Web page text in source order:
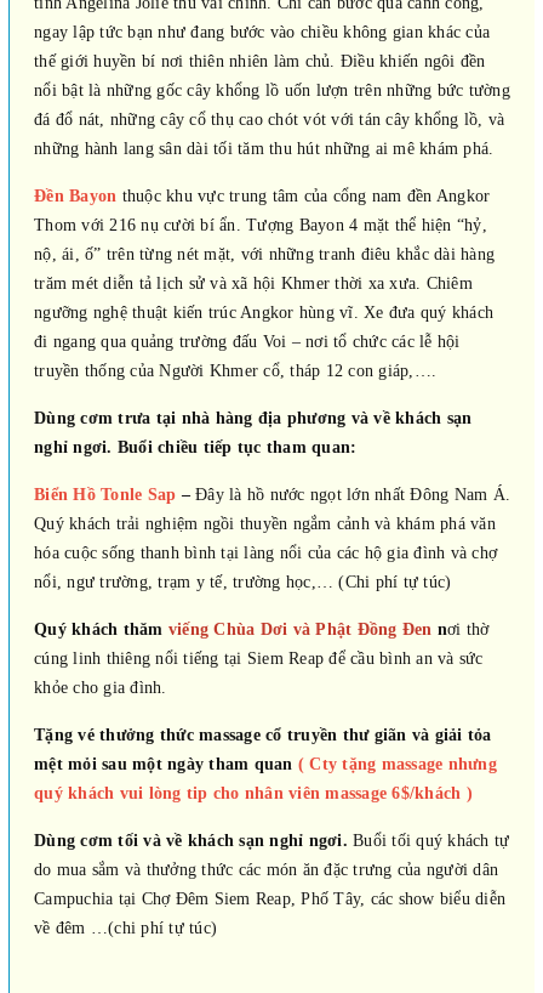
ngay lập tức bạn như đang bước vào chiều không gian khác của
thế giới huyền bí nơi thiên nhiên làm chủ. Điều khiến ngôi đền
nổi bật là những gốc cây khổng lồ uốn lượn trên những bức tường
đá đổ nát, những cây cổ thụ cao chót vót với tán cây khổng lồ, và
những hành lang sân dài tối tăm thu hút những ai mê khám phá.
Đền Bayon thuộc khu vực trung tâm của cổng nam đền Angkor
Thom với 216 nụ cười bí ẩn. Tượng Bayon 4 mặt thể hiện “hỷ,
nộ, ái, ố” trên từng nét mặt, với những tranh điêu khắc dài hàng
trăm mét diễn tả lịch sử và xã hội Khmer thời xa xưa. Chiêm
ngưỡng nghệ thuật kiến trúc Angkor hùng vĩ. Xe đưa quý khách
đi ngang qua quảng trường đấu Voi – nơi tổ chức các lễ hội
truyền thống của Người Khmer cổ, tháp 12 con giáp,….
Dùng cơm trưa tại nhà hàng địa phương và về khách sạn
nghỉ ngơi. Buổi chiều tiếp tục tham quan:
Biển Hồ Tonle Sap – Đây là hồ nước ngọt lớn nhất Đông Nam Á.
Quý khách trải nghiệm ngồi thuyền ngắm cảnh và khám phá văn
hóa cuộc sống thanh bình tại làng nổi của các hộ gia đình và chợ
nổi, ngư trường, trạm y tế, trường học,… (Chi phí tự túc)
Quý khách thăm viếng Chùa Dơi và Phật Đồng Đen nơi thờ
cúng linh thiêng nổi tiếng tại Siem Reap để cầu bình an và sức
khỏe cho gia đình.
Tặng vé thưởng thức massage cổ truyền thư giãn và giải tỏa
mệt mỏi sau một ngày tham quan ( Cty tặng massage nhưng
quý khách vui lòng tip cho nhân viên massage 6$/khách )
Dùng cơm tối và về khách sạn nghỉ ngơi. Buổi tối quý khách tự
do mua sắm và thưởng thức các món ăn đặc trưng của người dân
Campuchia tại Chợ Đêm Siem Reap, Phố Tây, các show biểu diễn
về đêm …(chi phí tự túc)